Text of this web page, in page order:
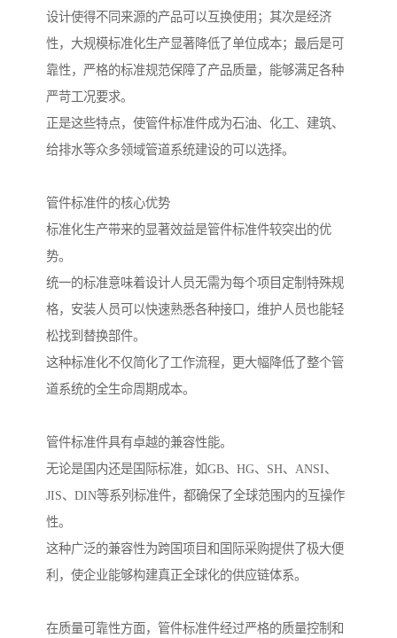
设计使得不同来源的产品可以互换使用；其次是经济
性，大规模标准化生产显著降低了单位成本；最后是可
靠性，严格的标准规范保障了产品质量，能够满足各种
严苛工况要求。
正是这些特点，使管件标准件成为石油、化工、建筑、
给排水等众多领域管道系统建设的可以选择。
管件标准件的核心优势
标准化生产带来的显著效益是管件标准件较突出的优
势。
统一的标准意味着设计人员无需为每个项目定制特殊规
格，安装人员可以快速熟悉各种接口，维护人员也能轻
松找到替换部件。
这种标准化不仅简化了工作流程，更大幅降低了整个管
道系统的全生命周期成本。
管件标准件具有卓越的兼容性能。
无论是国内还是国际标准，如GB、HG、SH、ANSI、
JIS、DIN等系列标准件，都确保了全球范围内的互操作
性。
这种广泛的兼容性为跨国项目和国际采购提供了极大便
利，使企业能够构建真正全球化的供应链体系。
在质量可靠性方面，管件标准件经过严格的质量控制和